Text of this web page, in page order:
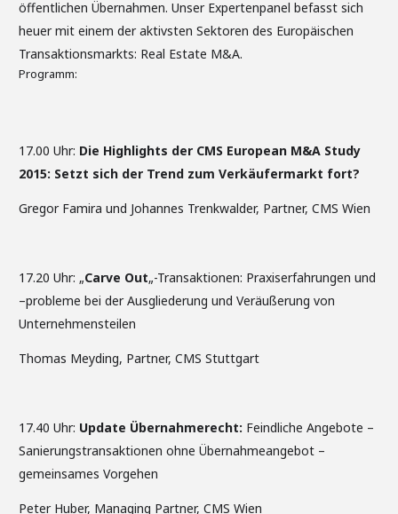
öffentlichen Übernahmen. Unser Expertenpanel befasst sich
heuer mit einem der aktivsten Sektoren des Europäischen
Transaktionsmarkts: Real Estate M&A.
Programm:
17.00 Uhr: Die Highlights der CMS European M&A Study
2015: Setzt sich der Trend zum Verkäufermarkt fort?
Gregor Famira und Johannes Trenkwalder, Partner, CMS Wien
17.20 Uhr: „Carve Out„-Transaktionen: Praxiserfahrungen und
–probleme bei der Ausgliederung und Veräußerung von
Unternehmensteilen
Thomas Meyding, Partner, CMS Stuttgart
17.40 Uhr: Update Übernahmerecht: Feindliche Angebote –
Sanierungstransaktionen ohne Übernahmeangebot –
gemeinsames Vorgehen
Peter Huber, Managing Partner, CMS Wien